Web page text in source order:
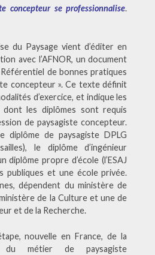
concepteur se professionnalise.
du Paysage vient d’éditer en
avec l’AFNOR, un document
de bonnes pratiques
concepteur ». Ce texte définit
d’exercice, et indique les
dont les diplômes sont requis
de paysagiste concepteur.
diplôme de paysagiste DPLG
le diplôme d’ingénieur
diplôme propre d’école (l’ESAJ
publiques et une école privée.
dépendent du ministère de
de la Culture et une de
et de la Recherche.
nouvelle en France, de la
du métier de paysagiste